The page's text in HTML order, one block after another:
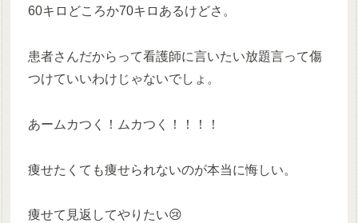
60キロどころか70キロあるけどさ。
患者さんだからって看護師に言いたい放題言って傷
つけていいわけじゃないでしょ。
あームカつく！ムカつく！！！！
痩せたくても痩せられないのが本当に悔しい。
痩せて見返してやりたい😢